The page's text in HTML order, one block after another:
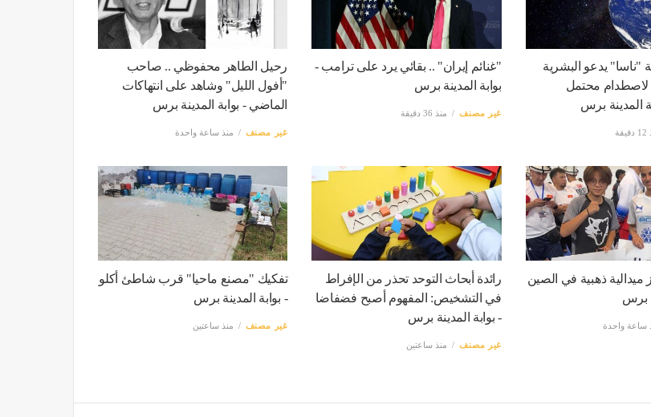
"ناسا" يدعو البشرية
لاصطدام محتمل
المدينة برس
"غنائم إيران" .. بقائي يرد على ترامب -
بوابة المدينة برس
غير مصنف منذ 36 دقيقة
رحيل الطاهر محفوظي .. صاحب
"أفول الليل" وشاهد على انتهاكات
الماضي - بوابة المدينة برس
غير مصنف منذ ساعة واحدة
ميدالية ذهبية في الصين
برس
ساعة واحدة
رائدة أبحاث التوحد تحذر من الإفراط
في التشخيص: المفهوم أصبح فضفاضا
- بوابة المدينة برس
غير مصنف منذ ساعتين
تفكيك "مصنع ماحيا" قرب شاطئ أكلو
- بوابة المدينة برس
غير مصنف منذ ساعتين